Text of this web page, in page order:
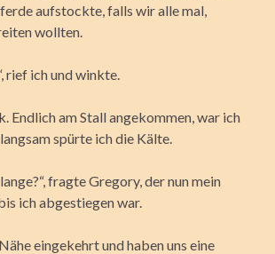
aufstockte, falls wir alle mal,
wollten.
rief ich und winkte.
Endlich am Stall angekommen, war ich
spürte ich die Kälte.
fragte Gregory, der nun mein
ich abgestiegen war.
eingekehrt und haben uns eine